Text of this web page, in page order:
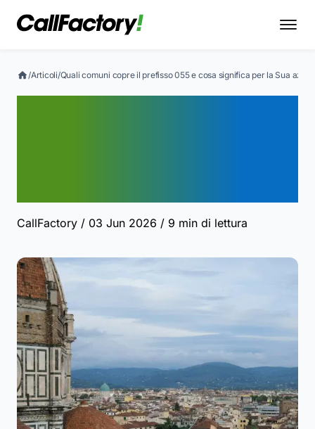
/Articoli/Quali comuni copre il prefisso 055 e cosa significa per la Sua
CallFactory / 03 Jun 2026 / 9 min di lettura